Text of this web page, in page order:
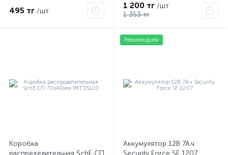
495 тг /шт
1 200 тг /шт
1 353 тг
Коробка
распределительная SchE СП
Рекомендуем
Аккумулятор 12В 7А.ч
Security Force SF 1207